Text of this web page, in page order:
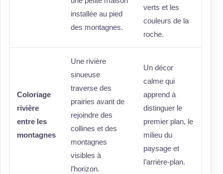
installée au pied
des montagnes.
verts et les
couleurs de la
roche.
Coloriage
rivière
entre les
montagnes
Une rivière
sinueuse
traverse des
prairies avant de
rejoindre des
collines et des
montagnes
visibles à
l’horizon.
Un décor
calme qui
apprend à
distinguer le
premier plan, le
milieu du
paysage et
l’arrière-plan.